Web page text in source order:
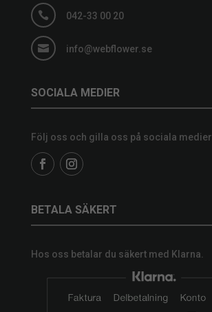
 042-33 00 20
 info@webflower.se
SOCIALA MEDIER
Följ oss och gilla oss på sociala medier.
BETALA SÄKERT
Hos oss betalar du säkert med Klarna.